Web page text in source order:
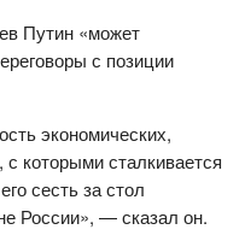
Путин «может
с позиции
экономических,
которыми сталкивается
сесть за стол
России», — сказал он.